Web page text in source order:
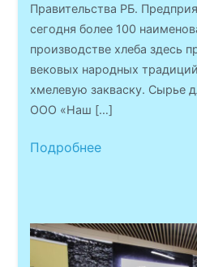
Правительства РБ.
сегодня более 100
производстве хлеба здесь
вековых народных
хмелевую закваску. Сырье
ООО «Наш […]
Подробнее